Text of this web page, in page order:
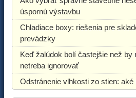
úspornú výstavbu
Chladiace boxy: riešenia pre
prevádzky
Keď žalúdok bolí častejšie než by
netreba ignorovať
Odstránenie vlhkosti zo stien: